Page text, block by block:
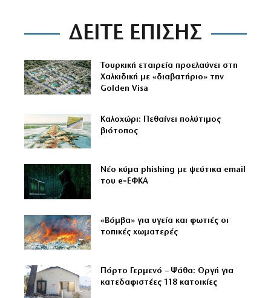
ΔΕΙΤΕ ΕΠΙΣΗΣ
Τουρκική εταιρεία προελαύνει στη
Χαλκιδική με «διαβατήριο» την
Golden Visa
Καλοχώρι: Πεθαίνει πολύτιμος
βιότοπος
Νέο κύμα phishing με ψεύτικα email
του e‑ΕΦΚΑ
«Βόμβα» για υγεία και φωτιές οι
τοπικές χωματερές
Πόρτο Γερμενό – Ψάθα: Οργή για
κατεδαφιστέες 118 κατοικίες